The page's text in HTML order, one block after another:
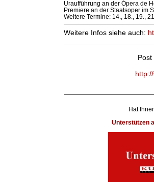
Uraufführung an der Ópera de
Premiere an der Staatsoper im
Weitere Termine: 14., 18., 19.,
Weitere Infos siehe auch:
Hat
Unterstützen